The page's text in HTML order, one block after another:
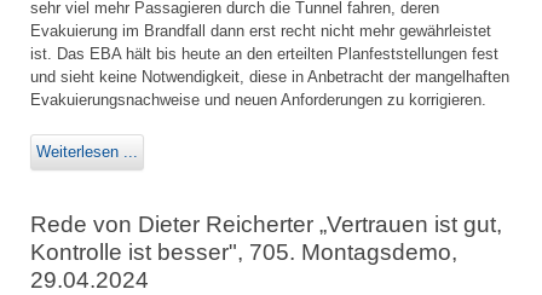
sehr viel mehr Passagieren durch die Tunnel fahren, deren
Evakuierung im Brandfall dann erst recht nicht mehr gewährleistet
ist. Das EBA hält bis heute an den erteilten Planfeststellungen fest
und sieht keine Notwendigkeit, diese in Anbetracht der mangelhaften
Evakuierungsnachweise und neuen Anforderungen zu korrigieren.
Weiterlesen ...
Rede von Dieter Reicherter „Vertrauen ist gut,
Kontrolle ist besser", 705. Montagsdemo,
29.04.2024